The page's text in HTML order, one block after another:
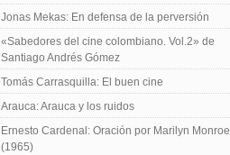
Jonas Mekas: En defensa de la perversión
«Sabedores del cine colombiano. Vol.2» de
Santiago Andrés Gómez
Tomás Carrasquilla: El buen cine
Arauca: Arauca y los ruidos
Ernesto Cardenal: Oración por Marilyn Monroe
(1965)